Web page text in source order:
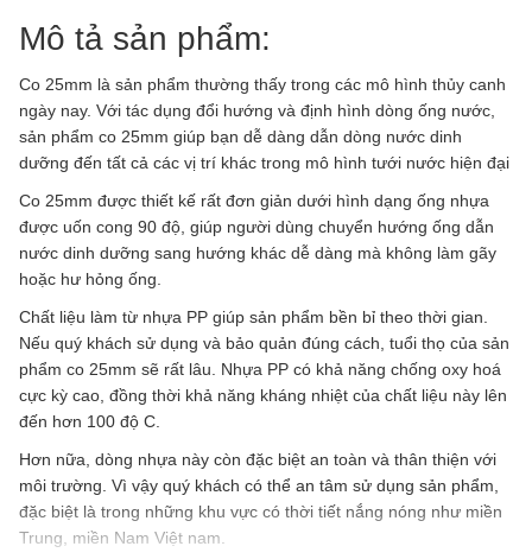
Mô tả sản phẩm:
Co 25mm là sản phẩm thường thấy trong các mô hình thủy canh
ngày nay. Với tác dụng đổi hướng và định hình dòng ống nước,
sản phẩm co 25mm giúp bạn dễ dàng dẫn dòng nước dinh
dưỡng đến tất cả các vị trí khác trong mô hình tưới nước hiện đại
Co 25mm được thiết kế rất đơn giản dưới hình dạng ống nhựa
được uốn cong 90 độ, giúp người dùng chuyển hướng ống dẫn
nước dinh dưỡng sang hướng khác dễ dàng mà không làm gãy
hoặc hư hỏng ống.
Chất liệu làm từ nhựa PP giúp sản phẩm bền bỉ theo thời gian.
Nếu quý khách sử dụng và bảo quản đúng cách, tuổi thọ của sản
phẩm co 25mm sẽ rất lâu. Nhựa PP có khả năng chống oxy hoá
cực kỳ cao, đồng thời khả năng kháng nhiệt của chất liệu này lên
đến hơn 100 độ C.
Hơn nữa, dòng nhựa này còn đặc biệt an toàn và thân thiện với
môi trường. Vì vậy quý khách có thể an tâm sử dụng sản phẩm,
đặc biệt là trong những khu vực có thời tiết nắng nóng như miền
Trung, miền Nam Việt nam.